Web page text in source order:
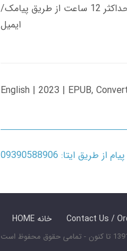
زمان تحویل کتاب های 600 هزار تومانی دانلود فوری از حساب کاربری می باشد، و زمان تحویل لینک دانلود کتاب های 500 هزار تومانی حداکثر 12 ساعت از طریق پیامک/
ایمیل
English | 2023 | EPUB,
از طریق ایتا: 09390588906
HOME خانه